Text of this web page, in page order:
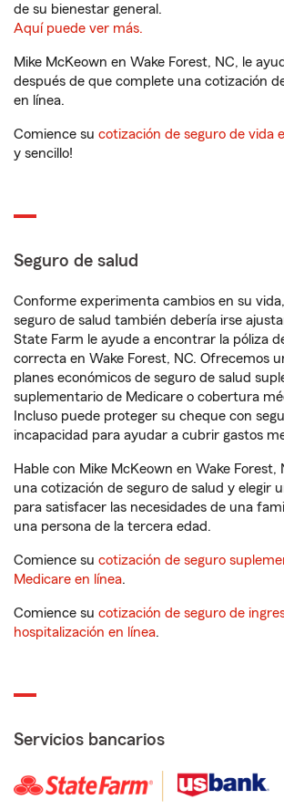
de su bienestar general.
Aquí puede ver más.
Mike McKeown en Wake Forest, NC, le
después de que complete una cotización
en línea.
Comience su cotización de seguro de vida
y sencillo!
Seguro de salud
Conforme experimenta cambios en su
seguro de salud también debería irse
State Farm le ayude a encontrar la póliza
correcta en Wake Forest, NC. Ofrecemos
planes económicos de seguro de salud
suplementario de Medicare o cobertura
Incluso puede proteger su cheque con
incapacidad para ayudar a cubrir gastos
Hable con Mike McKeown en Wake
una cotización de seguro de salud y elegir
para satisfacer las necesidades de una
una persona de la tercera edad.
Comience su cotización de seguro
Medicare en línea.
Comience su cotización de seguro de
hospitalización en línea.
Servicios bancarios